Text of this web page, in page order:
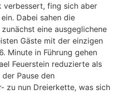
fing sich aber
Dabei sahen die
eine ausgeglichene
Gäste mit der einzigen
Minute in Führung gehen
Feuerstein reduzierte als
Pause den
zu nun Dreierkette, was sich